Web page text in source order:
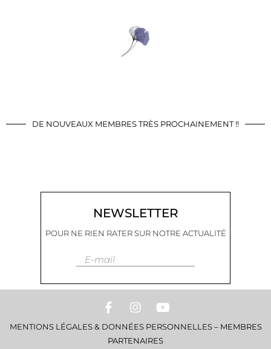
DE NOUVEAUX MEMBRES TRÈS PROCHAINEMENT !!
NEWSLETTER
POUR NE RIEN RATER SUR NOTRE ACTUALITÉ
E-mail
MENTIONS LÉGALES & DONNÉES PERSONNELLES– MEMBRES
PARTENAIRES